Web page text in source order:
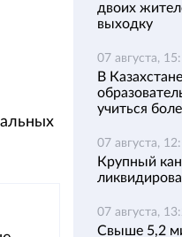
двоих
выходку
07 августа,
В
учиться
07 августа,
Крупный
07 августа,
Свыше 5,2